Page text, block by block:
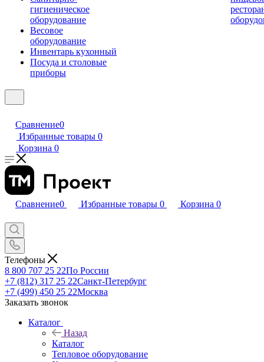
гигиеническое
оборудование
Весовое
оборудование
Инвентарь кухонный
Посуда и столовые
приборы
Сравнение0
Избранные товары 0
Корзина 0
Сравнение0 Избранные товары 0 Корзина 0
Телефоны
8 800 707 25 22По России
+7 (812) 317 25 22Санкт-Петербург
+7 (499) 450 25 22Москва
Заказать звонок
Каталог
Назад
Каталог
Тепловое оборудование